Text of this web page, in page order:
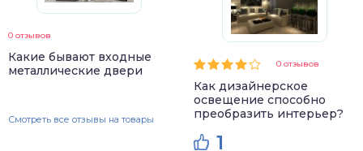
0 отзывов
Какие бывают входные
металлические двери
Смотреть все отзывы на товары
0 отзывов
Как дизайнерское
освещение способно
преобразить интерьер?
1